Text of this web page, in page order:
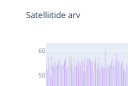
50
60
Satelliitide arv